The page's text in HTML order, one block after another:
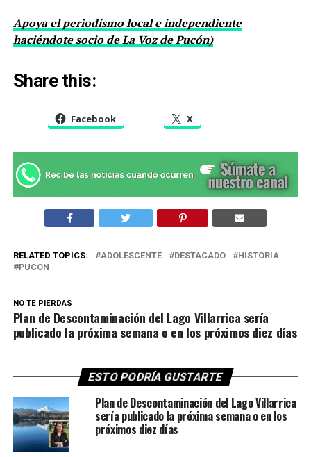
Apoya el periodismo local e independiente
haciéndote socio de La Voz de Pucón)
Share this:
Facebook X
RELATED TOPICS: ADOLESCENTE DESTACADO
HISTORIA
PUCON
NO TE PIERDAS
Plan de Descontaminación del Lago Villarrica sería
publicado la próxima semana o en los próximos diez días
ESTO PODRÍA GUSTARTE
Plan de Descontaminación del Lago Villarrica
sería publicado la próxima semana o en los
próximos diez días